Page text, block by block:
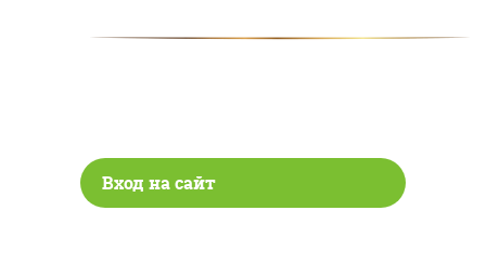
Вход на сайт